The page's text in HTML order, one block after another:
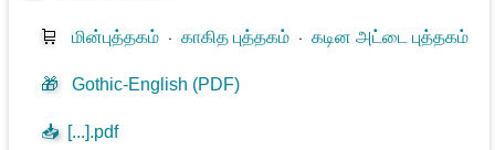
🛒 மின்புத்தகம் ⋅காகித புத்தகம் ⋅கடின அட்டை புத்தகம்
🎁 Gothic-English (PDF)
📥 [...].pdf